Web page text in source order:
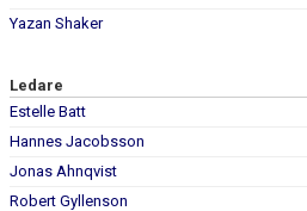
Yazan Shaker
Ledare
Estelle Batt
Hannes Jacobsson
Jonas Ahnqvist
Robert Gyllenson